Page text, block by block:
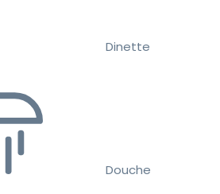
Dinette
Douche